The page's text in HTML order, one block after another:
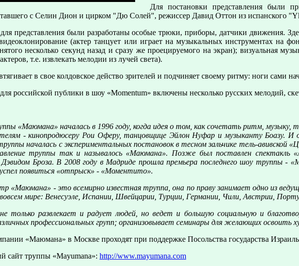
Для постановки представления были
с Селин Дион и цирком "Дю Солей", режиссер Давид Оттон из испанского
представления были разработаны особые трюки, приборы, датчики движения.
(актер танцует или играет на музыкальных инструментах на
несколько секунд назад и сразу же проецируемого на экран); визуальная
т.е. извлекать мелодии из лучей света).
в свое колдовское действо зрителей и подчиняет своему ритму: ноги сами
российской публики в шоу «Momentum» включены несколько русских мелодий,
«Маюмана» началась в 1996 году, когда идея о том, как сочетать ритм, музыку,
- кинопродюсеру Рои Оферу, танцовщице Эйлон Нуфар и музыканту Боазу. И
началась с экспериментальных постановок в тесном зальчике тель-авивской
труппы так и называлось «Маюмана». Позже был поставлен
Броза. В 2008 году в Мадриде прошла премьера последнего шоу труппы -
появиться «отпрыск» - «Моментито».
«Маюмана» - это всемирно известная труппа, она по праву занимает одно из
мире: Венесуэле, Испании, Швейцарии, Турции, Германии, Чили, Австрии,
только развлекает и радует людей, но ведет и большую социальную и
профессиональных групп; организовывает семинары для желающих
«Маюмана» в Москве проходят при поддержке Посольства государства
сайт труппы «Mayumana»: http://www.mayumana.com